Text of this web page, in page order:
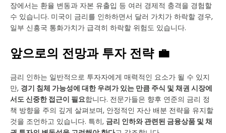
장에서는 환율 변동과 자본 유출입 등 여러 경제적 충격을 경험할
수 있습니다. 미국이 금리를 인하하면서 달러 가치가 하락할 경우,
일부 신흥국 통화가치가 급격히 하락할 위험도 있습니다.
앞으로의 전망과 투자 전략 💼
금리 인하는 일반적으로 투자자에게 매력적인 요소가 될 수 있지
만, 경기 침체 가능성에 대한 우려가 있는 만큼 주식 및 채권 시장에
서도 신중한 접근이 필요합니다. 전문가들은 향후 연준의 금리 정
책 방향을 주의 깊게 살펴보며, 안정적인 자산 배분 전략을 유지할
것을 조언하고 있습니다. 특히, 금리 인하와 관련된 금융상품 및 채